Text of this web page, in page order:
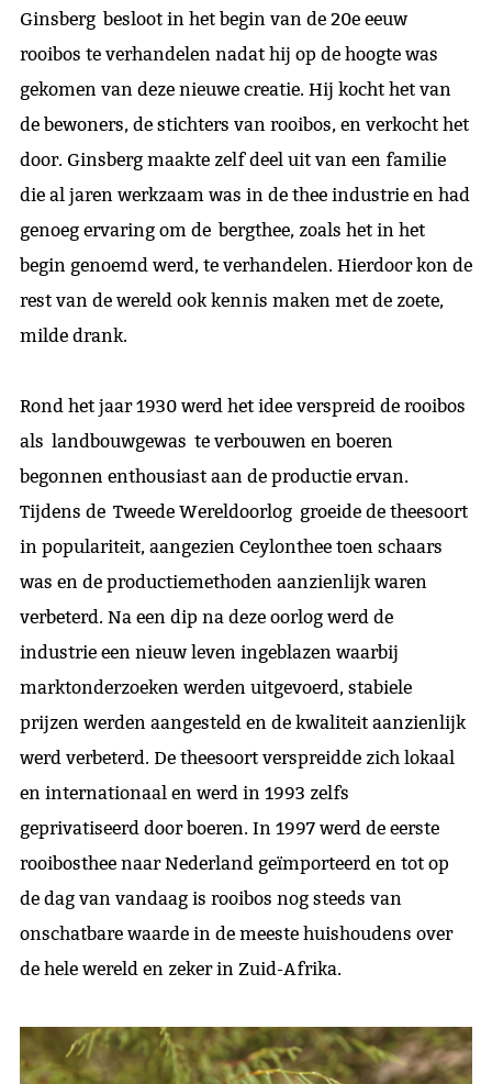
Ginsberg besloot in het begin van de 20e eeuw
rooibos te verhandelen nadat hij op de hoogte was
gekomen van deze nieuwe creatie. Hij kocht het van
de bewoners, de stichters van rooibos, en verkocht het
door. Ginsberg maakte zelf deel uit van een familie
die al jaren werkzaam was in de thee industrie en had
genoeg ervaring om de bergthee, zoals het in het
begin genoemd werd, te verhandelen. Hierdoor kon de
rest van de wereld ook kennis maken met de zoete,
milde drank.
Rond het jaar 1930 werd het idee verspreid de rooibos
als landbouwgewas te verbouwen en boeren
begonnen enthousiast aan de productie ervan.
Tijdens de Tweede Wereldoorlog groeide de theesoort
in populariteit, aangezien Ceylonthee toen schaars
was en de productiemethoden aanzienlijk waren
verbeterd. Na een dip na deze oorlog werd de
industrie een nieuw leven ingeblazen waarbij
marktonderzoeken werden uitgevoerd, stabiele
prijzen werden aangesteld en de kwaliteit aanzienlijk
werd verbeterd. De theesoort verspreidde zich lokaal
en internationaal en werd in 1993 zelfs
geprivatiseerd door boeren. In 1997 werd de eerste
rooibosthee naar Nederland geïmporteerd en tot op
de dag van vandaag is rooibos nog steeds van
onschatbare waarde in de meeste huishoudens over
de hele wereld en zeker in Zuid-Afrika.